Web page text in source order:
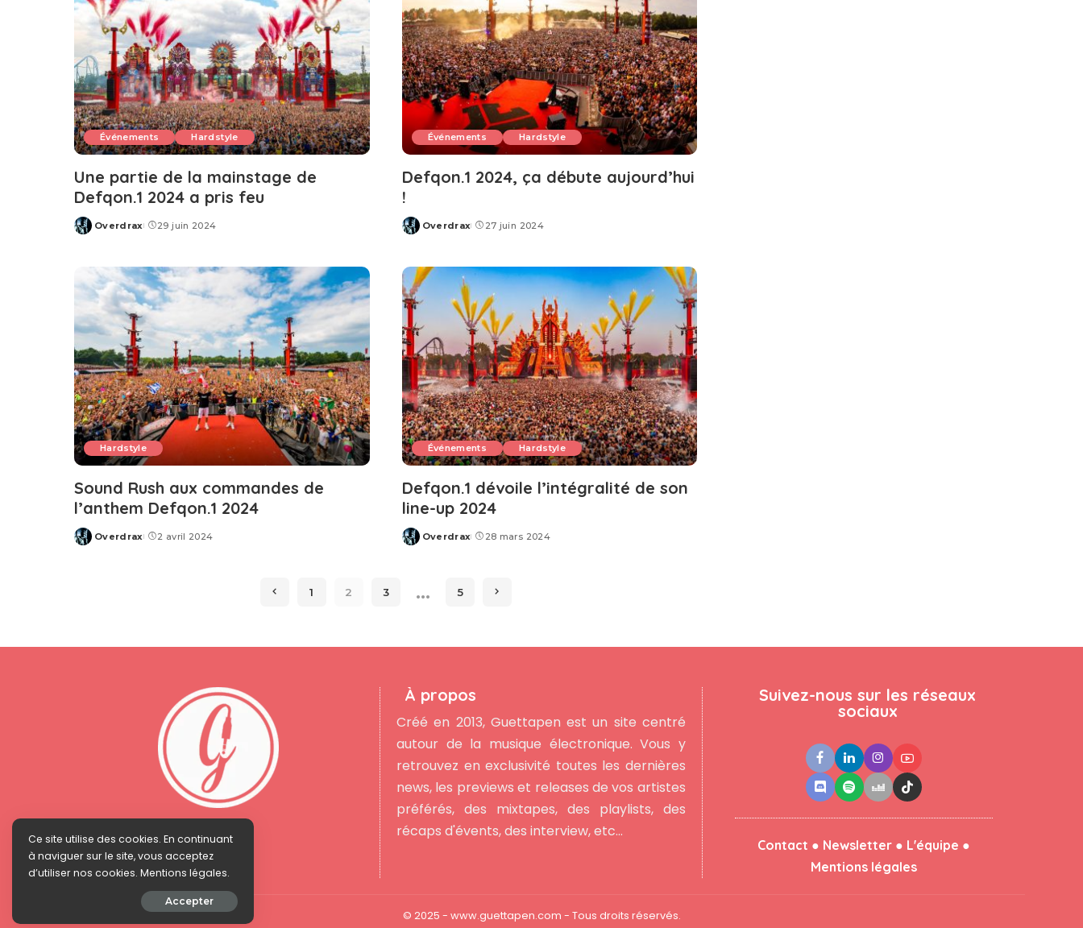
Événements Hardstyle
Une partie de la mainstage de
Defqon.1 2024 a pris feu
Posted
Overdrax 29 juin 2024
Événements Hardstyle
Defqon.1 2024, ça débute aujourd’hui
!
Posted
Overdrax 27 juin 2024
Hardstyle
Sound Rush aux commandes de
l’anthem Defqon.1 2024
Posted
Overdrax 2 avril 2024
Événements Hardstyle
Defqon.1 dévoile l’intégralité de son
line-up 2024
Posted
Overdrax 28 mars 2024
1 2 3 … 5
À propos
Créé en 2013, Guettapen est un site centré
autour de la musique électronique. Vous y
retrouvez en exclusivité toutes les dernières
news, les previews et releases de vos artistes
préférés, des mixtapes, des playlists, des
récaps d'évents, des interview, etc...
Suivez-nous sur les réseaux
sociaux
Contact ● Newsletter ● L'équipe ●
Mentions légales
© 2025 - www.guettapen.com - Tous droits réservés.
Ce site utilise des cookies. En continuant
à naviguer sur le site, vous acceptez
d’utiliser nos cookies. Mentions légales.
Accepter